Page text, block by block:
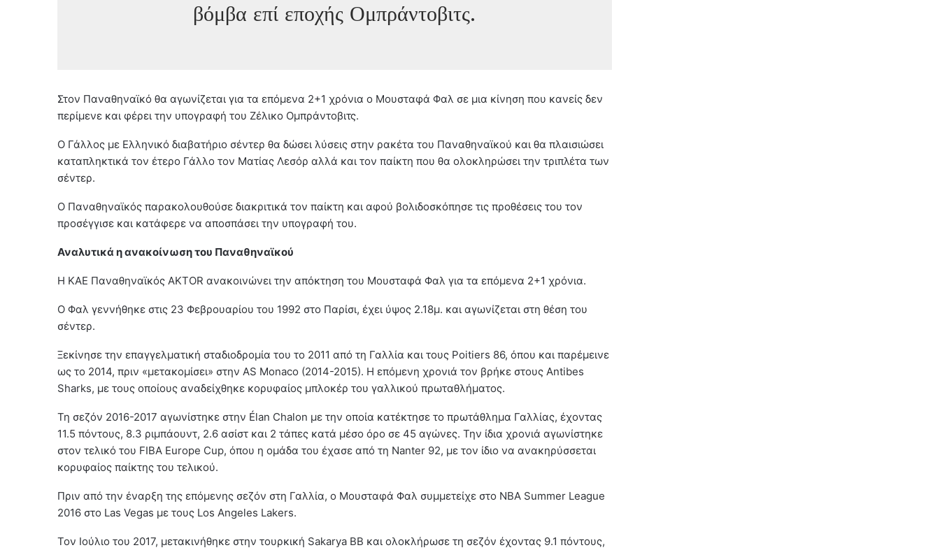
βόμβα επί εποχής Ομπράντοβιτς.
Στον Παναθηναϊκό θα αγωνίζεται για τα επόμενα 2+1 χρόνια ο Μουσταφά Φαλ σε μια κίνηση που κανείς δεν
περίμενε και φέρει την υπογραφή του Ζέλικο Ομπράντοβιτς.
Ο Γάλλος με Ελληνικό διαβατήριο σέντερ θα δώσει λύσεις στην ρακέτα του Παναθηναϊκού και θα πλαισιώσει
καταπληκτικά τον έτερο Γάλλο τον Ματίας Λεσόρ αλλά και τον παίκτη που θα ολοκληρώσει την τριπλέτα των
σέντερ.
Ο Παναθηναϊκός παρακολουθούσε διακριτικά τον παίκτη και αφού βολιδοσκόπησε τις προθέσεις του τον
προσέγγισε και κατάφερε να αποσπάσει την υπογραφή του.
Αναλυτικά η ανακοίνωση του Παναθηναϊκού
Η ΚΑΕ Παναθηναϊκός AKTOR ανακοινώνει την απόκτηση του Μουσταφά Φαλ για τα επόμενα 2+1 χρόνια.
Ο Φαλ γεννήθηκε στις 23 Φεβρουαρίου του 1992 στο Παρίσι, έχει ύψος 2.18μ. και αγωνίζεται στη θέση του
σέντερ.
Ξεκίνησε την επαγγελματική σταδιοδρομία του το 2011 από τη Γαλλία και τους Poitiers 86, όπου και παρέμεινε
ως το 2014, πριν «μετακομίσει» στην AS Monaco (2014-2015). Η επόμενη χρονιά τον βρήκε στους Antibes
Sharks, με τους οποίους αναδείχθηκε κορυφαίος μπλοκέρ του γαλλικού πρωταθλήματος.
Τη σεζόν 2016-2017 αγωνίστηκε στην Élan Chalon με την οποία κατέκτησε το πρωτάθλημα Γαλλίας, έχοντας
11.5 πόντους, 8.3 ριμπάουντ, 2.6 ασίστ και 2 τάπες κατά μέσο όρο σε 45 αγώνες. Την ίδια χρονιά αγωνίστηκε
στον τελικό του FIBA Europe Cup, όπου η ομάδα του έχασε από τη Nanter 92, με τον ίδιο να ανακηρύσσεται
κορυφαίος παίκτης του τελικού.
Πριν από την έναρξη της επόμενης σεζόν στη Γαλλία, ο Μουσταφά Φαλ συμμετείχε στο NBA Summer League
2016 στο Las Vegas με τους Los Angeles Lakers.
Τον Ιούλιο του 2017, μετακινήθηκε στην τουρκική Sakarya BB και ολοκλήρωσε τη σεζόν έχοντας 9.1 πόντους,